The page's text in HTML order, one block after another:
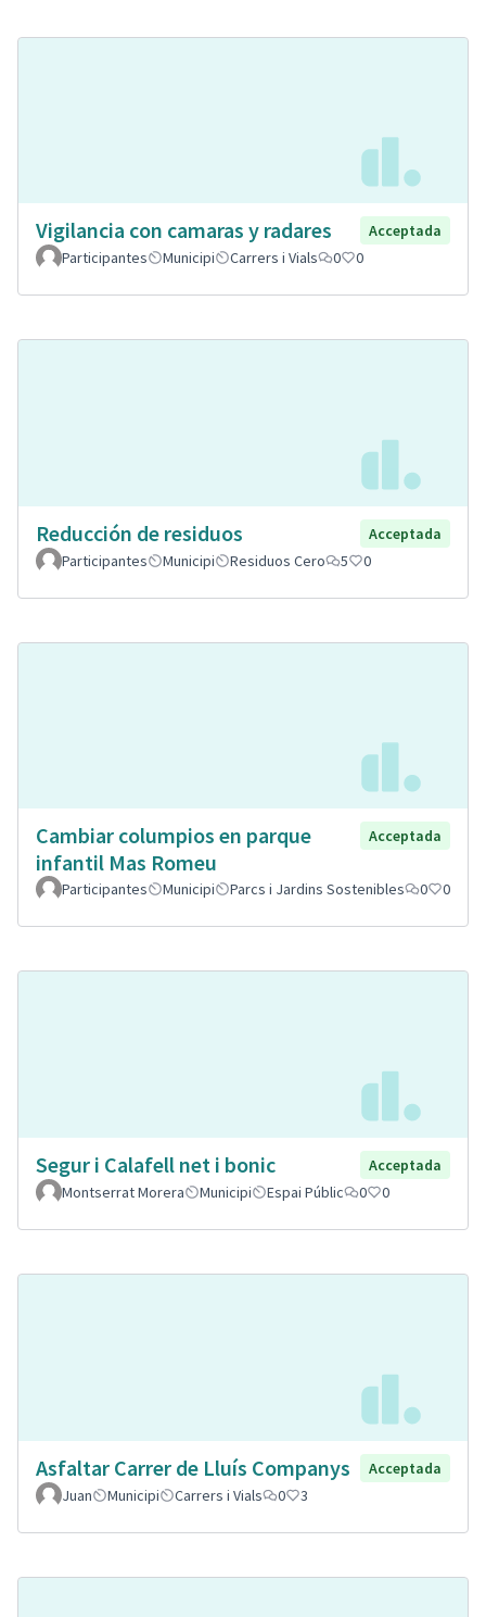
Vigilancia con camaras y radares
Acceptada
Participantes
Municipi Carrers i Vials 0 0
Reducción de residuos
Acceptada
Participantes
Municipi Residuos Cero 5 0
Cambiar columpios en parque
infantil Mas Romeu
Acceptada
Participantes Municipi Parcs i Jardins Sostenibles 0 0
Segur i Calafell net i bonic
Acceptada
Montserrat Morera
Municipi Espai Públic 0 0
Asfaltar Carrer de Lluís Companys
Acceptada
Juan
Municipi Carrers i Vials 0 3